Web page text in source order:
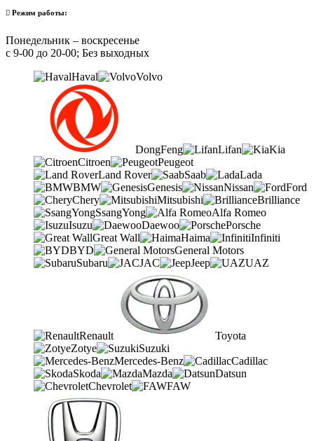
Режим работы:
Понедельник – воскресенье
с 9-00 до 20-00; Без выходных
Haval
Volvo
DongFeng Lifan
Kia
Citroen
Peugeot
Land Rover
Saab
Lada
BMW
Genesis Nissan
Ford
Chery
Mitsubishi
Brilliance
SsangYong
Alfa Romeo
Isuzu
Daewoo
Porsche
Great Wall
Haima
Infiniti
BYD
General Motors
Subaru
JAC Jeep UAZ
Renault
Toyota
Zotye
Suzuki
Mercedes-Benz
Cadillac
Skoda
Mazda
Datsun
Chevrolet
FAW